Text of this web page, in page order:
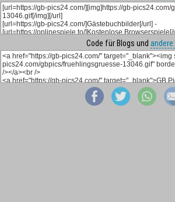
Code für Blogs und andere: